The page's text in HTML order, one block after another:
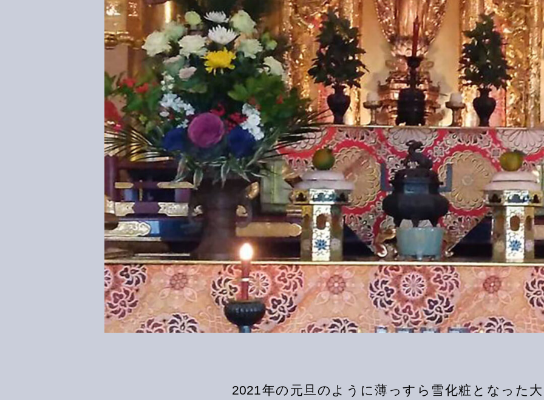
2021年の元旦のように薄っすら雪化粧となった